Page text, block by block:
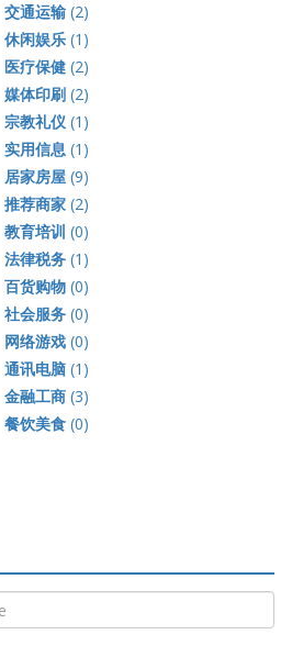
交通运输(2)
休闲娱乐(1)
医疗保健(2)
媒体印刷(2)
宗教礼仪(1)
实用信息(1)
居家房屋(9)
推荐商家(2)
教育培训 (0)
法律税务(1)
百货购物(0)
社会服务(0)
网络游戏(0)
通讯电脑(1)
金融工商(3)
餐饮美食(0)